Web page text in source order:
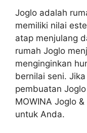
Joglo adalah
memiliki nilai
atap menjulang
rumah Joglo
menginginkan
bernilai seni.
pembuatan
MOWINA Joglo
untuk Anda.